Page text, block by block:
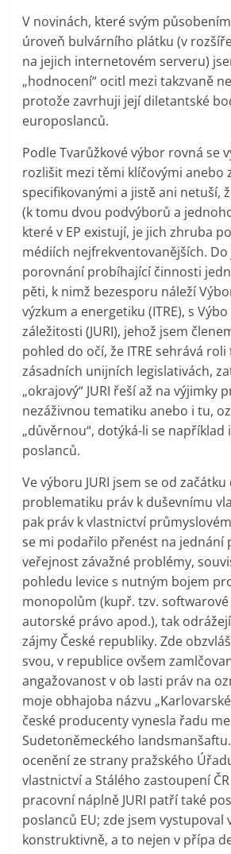
V novinách, které svým
úroveň bulvárního plátku (v
na jejich internetovém serveru)
„hodnocení“ ocitl mezi takzvaně
protože zavrhuji její diletantské
europoslanců.
Podle Tvarůžkové výbor rovná se
rozlišit mezi těmi klíčovými anebo
specifikovanými a jistě ani netuší,
(k tomu dvou podvýborů a
které v EP existují, je jich zhruba
médiích nejfrekventovanějších. Do
porovnání probíhající činnosti
pěti, k nimž bezesporu náleží
výzkum a energetiku (ITRE), s
záležitosti (JURI), jehož jsem
pohled do očí, že ITRE sehrává
zásadních unijních legislativách,
„okrajový“ JURI řeší až na výjimky
nezáživnou tematiku anebo i tu,
„důvěrnou“, dotýká-li se například
poslanců.
Ve výboru JURI jsem se od
problematiku práv k duševnímu
pak práv k vlastnictví
se mi podařilo přenést na jednání
veřejnost závažné problémy,
pohledu levice s nutným bojem
monopolům (kupř. tzv.
autorské právo apod.), tak
zájmy České republiky. Zde
svou, v republice ovšem
angažovanost v ob lasti práv na
moje obhajoba názvu
české producenty vynesla řadu
Sudetoněmeckého
ocenění ze strany pražského
vlastnictví a Stálého zastoupení
pracovní náplně JURI patří také
poslanců EU; zde jsem vystupoval
konstruktivně, a to nejen v přípa